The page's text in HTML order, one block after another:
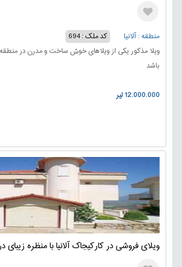
منطقه : آلانیا
کد ملک : 694
ویلا مذکور یکی از ویلاهای خوش ساخت و مدرن در منطقه
باشد
12.000.000 لیر
ویلای فروشی در کارکیجاک آلانیا با منظره زیبای